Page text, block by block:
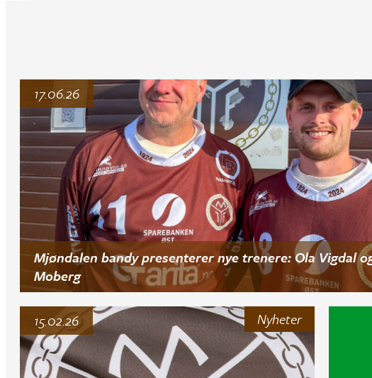
Mjøndalen bandy presenterer nye trenere: Ola Vigdal
Moberg
17.06.26
Nyheter
15.02.26